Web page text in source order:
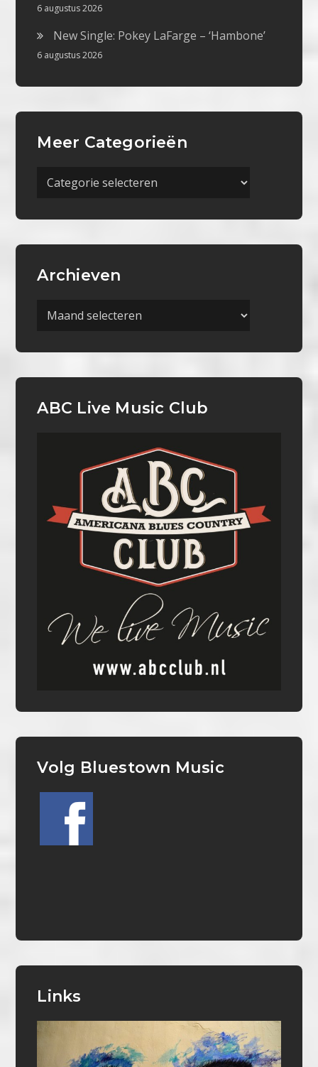
6 augustus 2026
New Single: Pokey LaFarge – ‘Hambone’
6 augustus 2026
Meer Categorieën
Meer
Archieven
Archieven
ABC Live Music Club
Volg Bluestown Music
Links